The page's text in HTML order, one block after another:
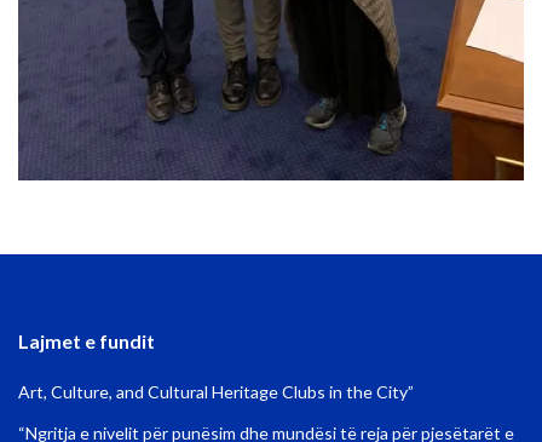
Lajmet e fundit
Art, Culture, and Cultural Heritage Clubs in the City”
“Ngritja e nivelit për punësim dhe mundësi të reja për pjesëtarët e